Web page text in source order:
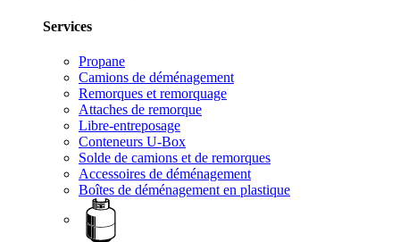
Services
Propane
Camions de déménagement
Remorques et remorquage
Attaches de remorque
Libre-entreposage
Conteneurs U-Box
Solde de camions et de remorques
Accessoires de déménagement
Boîtes de déménagement en plastique